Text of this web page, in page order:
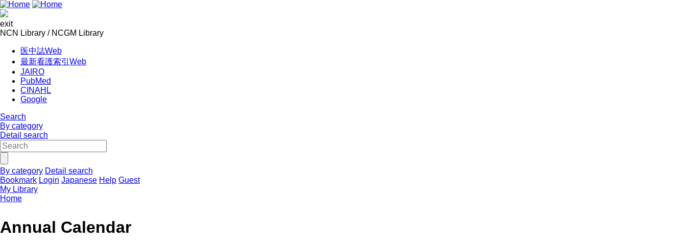
exit
NCN Library / NCGM Library
医中誌Web
最新看護索引Web
JAIRO
PubMed
CINAHL
Google
Search
By category
Detail search
By category Detail search
Bookmark Login Japanese Help Guest
My Library
Home
Annual Calendar